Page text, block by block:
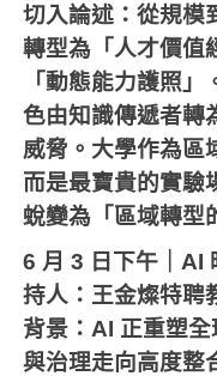
切入論述：從規模
轉型為「人才價值
「動態能力護照
色由知識傳遞者轉
威脅。大學作為區
而是最寶貴的實驗
蛻變為「區域轉型
6 月 3 日下午｜AI
持人：王金燦特
背景：AI 正重塑
與治理走向高度整